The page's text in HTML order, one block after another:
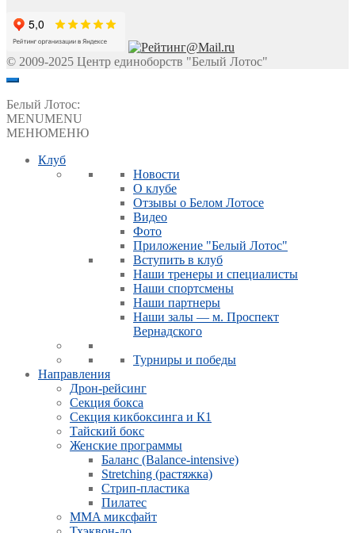
© 2009-2025 Центр единоборств "Белый Лотос"
Белый Лотос:
MENUMENU
МЕНЮМЕНЮ
Клуб
Новости
О клубе
Отзывы о Белом Лотосе
Видео
Фото
Приложение "Белый Лотос"
Вступить в клуб
Наши тренеры и специалисты
Наши спортсмены
Наши партнеры
Наши залы — м. Проспект
Вернадского
Турниры и победы
Направления
Дрон-рейсинг
Секция бокса
Секция кикбоксинга и К1
Тайский бокс
Женские программы
Баланс (Balance-intensive)
Stretching (растяжка)
Стрип-пластика
Пилатес
MMA миксфайт